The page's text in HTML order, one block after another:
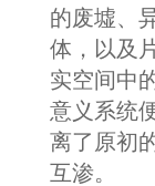
的废墟、
体，以及
实空间中
意义系统
离了原初
互渗。